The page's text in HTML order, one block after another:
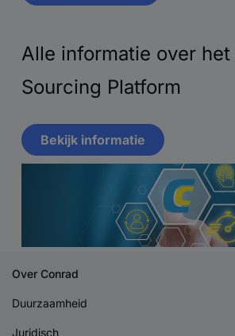
Alle informatie over het
Sourcing Platform
Bekijk informatie
Over Conrad
Duurzaamheid
Juridisch